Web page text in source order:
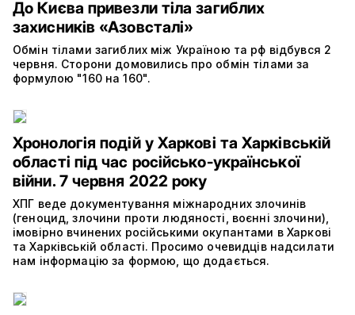
До Києва привезли тіла загиблих
захисників «Азовсталі»
Обмін тілами загиблих між Україною та рф відбувся 2
червня. Сторони домовились про обмін тілами за
формулою "160 на 160".
Хронологія подій у Харкові та Харківській
області під час російсько-української
війни. 7 червня 2022 року
ХПГ веде документування міжнародних злочинів
(геноцид, злочини проти людяності, воєнні злочини),
імовірно вчинених російськими окупантами в Харкові
та Харківській області. Просимо очевидців надсилати
нам інформацію за формою, що додається.